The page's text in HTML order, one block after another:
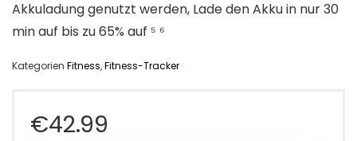
Akkuladung genutzt werden, Lade den Akku in nur 30
min auf bis zu 65% auf ⁵ ⁶
Kategorien Fitness,Fitness-Tracker
€42.99